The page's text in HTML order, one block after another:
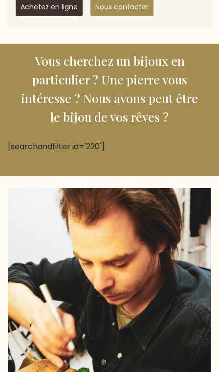
Achetez en ligne Nous contacter
Vous cherchez un bijoux en
particulier ? Une pierre vous
intéresse ? Nous avons peut être
le bijou de vos rêves ?
[searchandfilter id='220']